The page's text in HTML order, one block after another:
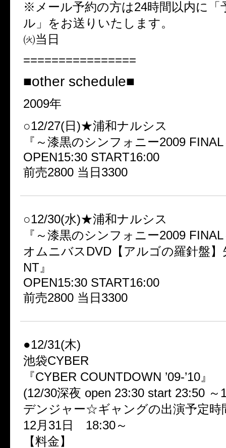
※メール予約の方は24時間以内に「
ル」をお送りいたします。
㈫当日
================
■other schedule■
2009年
○12/27(日)★浦和ナルシス
『～漆黒のシンフォニー2009
OPEN15:30 START16:00
前売2800 当日3300
○12/30(水)★浦和ナルシス
『～漆黒のシンフォニー2009
オムニバスDVD【アルゴの羅針盤】
NT』
OPEN15:30 START16:00
前売2800 当日3300
●12/31(木)
池袋CYBER
『CYBER COUNTDOWN ’09-’10』
(12/30深夜 open 23:30 start 23:50 ～
デンジャー☆ギャングの出演予定時
12月31日 18:30～
【料金】